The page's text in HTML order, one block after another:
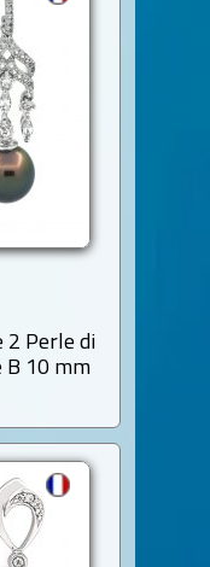
2 Perle di
B 10 mm